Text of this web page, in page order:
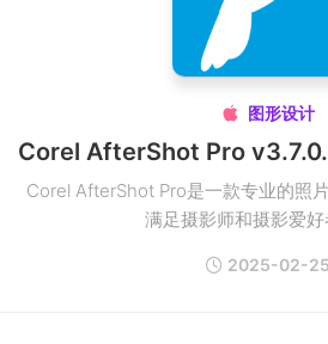
 图形设计
Corel AfterShot Pro是一款专业的照
满足摄影师和摄影爱
2025-02-25